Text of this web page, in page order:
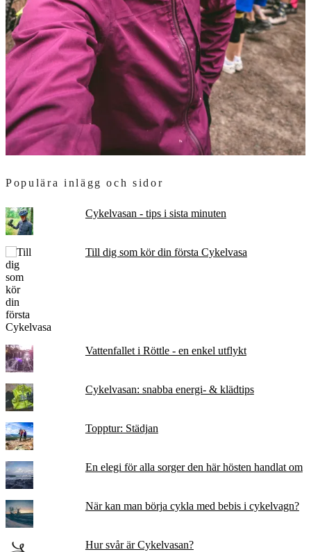
Populära inlägg och sidor
Cykelvasan - tips i sista minuten
Till dig som kör din första Cykelvasa
Vattenfallet i Röttle - en enkel utflykt
Cykelvasan: snabba energi- & klädtips
Topptur: Städjan
En elegi för alla sorger den här hösten handlat om
När kan man börja cykla med bebis i cykelvagn?
Hur svår är Cykelvasan?